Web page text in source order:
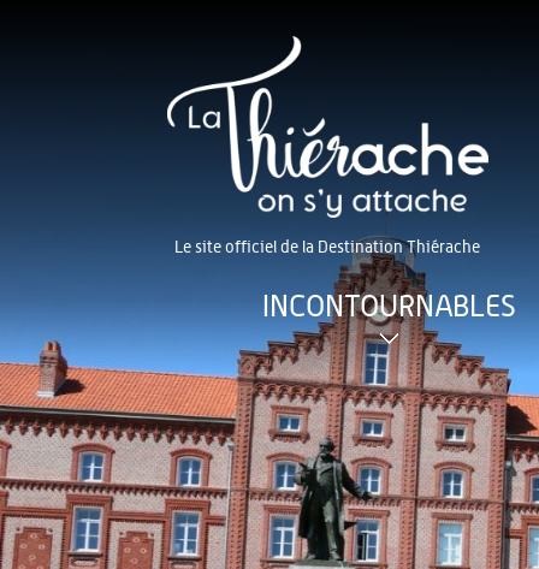
Le site officiel de la Destination Thiérache
INCONTOURNABLES